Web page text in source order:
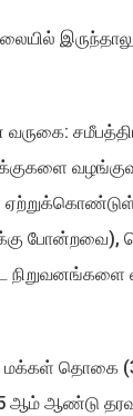
நிறுவனங்களை
மக்கள் தொகை
ஆம் ஆண்டு